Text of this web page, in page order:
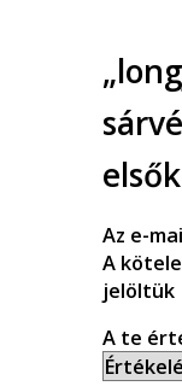
Az e-
A
jelöltük
A te